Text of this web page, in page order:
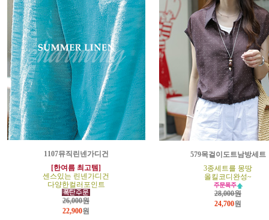
1107뮤직린넨가디건
[한여름 최고템]
센스있는 린넨가디건
다양한컬러포인트
26,000원
22,900원
579목걸이도트남방세트
3종세트를 몽땅
올킬코디완성~
28,000원
24,700원